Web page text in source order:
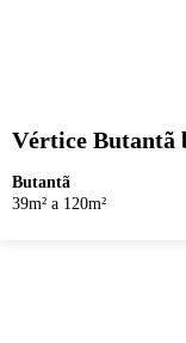
Vértice Butantã
Butantã
39m² a 120m²